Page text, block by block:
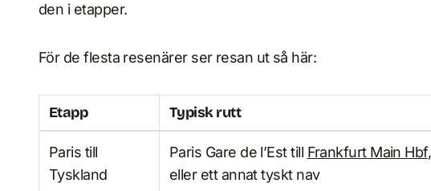
den i etapper.
För de flesta resenärer ser resan ut så här:
Etapp Typisk rutt
Paris till
Tyskland
Paris Gare de l’Est till Frankfurt Main Hbf,
eller ett annat tyskt nav